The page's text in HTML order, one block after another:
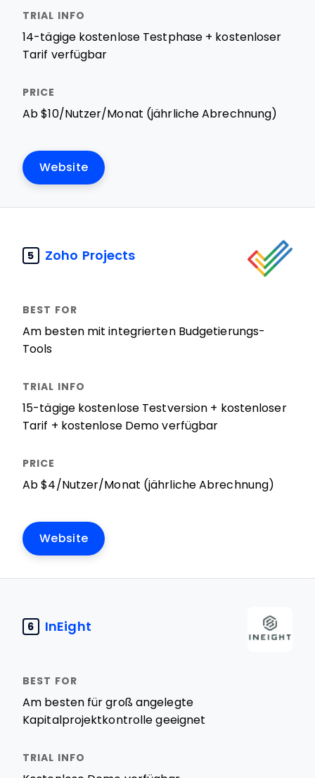
14-tägige kostenlose Testphase + kostenloser
Tarif verfügbar
Ab $10/Nutzer/Monat (jährliche Abrechnung)
Website
5 Zoho Projects
Am besten mit integrierten Budgetierungs-
Tools
15-tägige kostenlose Testversion + kostenloser
Tarif + kostenlose Demo verfügbar
Ab $4/Nutzer/Monat (jährliche Abrechnung)
Website
6 InEight
Am besten für groß angelegte
Kapitalprojektkontrolle geeignet